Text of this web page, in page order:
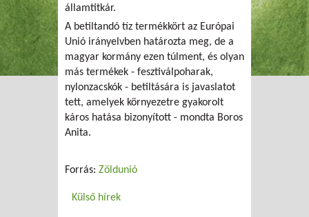
államtitkár.
A betiltandó tíz termékkört az Európai
Unió irányelvben határozta meg, de a
magyar kormány ezen túlment, és olyan
más termékek - fesztiválpoharak,
nylonzacskók - betiltására is javaslatot
tett, amelyek környezetre gyakorolt
káros hatása bizonyított - mondta Boros
Anita.
Forrás: Zöldunió
Külső hírek